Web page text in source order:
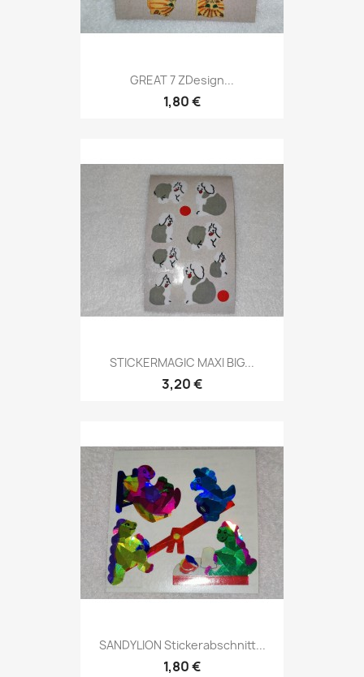
GREAT 7 ZDesign...
1,80 €
STICKERMAGIC MAXI BIG...
3,20 €
SANDYLION Stickerabschnitt...
1,80 €